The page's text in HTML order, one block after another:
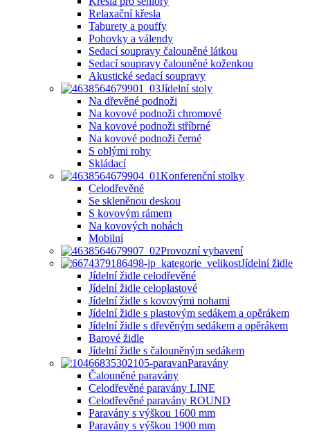
Relaxační křesla
Taburety a pouffy
Pohovky a válendy
Sedací soupravy čalouněné látkou
Sedací soupravy čalouněné koženkou
Akustické sedací soupravy
Jídelní stoly
Na dřevěné podnoži
Na kovové podnoži chromové
Na kovové podnoži stříbrné
Na kovové podnoži černé
S oblými rohy
Skládací
Konferenční stolky
Celodřevěné
Se skleněnou deskou
S kovovým rámem
Na kovových nohách
Mobilní
Provozní vybavení
Jídelní židle
Jídelní židle celodřevěné
Jídelní židle celoplastové
Jídelní židle s kovovými nohami
Jídelní židle s plastovým sedákem a opěrákem
Jídelní židle s dřevěným sedákem a opěrákem
Barové židle
Jídelní židle s čalouněným sedákem
Paravány
Čalouněné paravány
Celodřevěné paravány LINE
Celodřevěné paravány ROUND
Paravány s výškou 1600 mm
Paravány s výškou 1900 mm